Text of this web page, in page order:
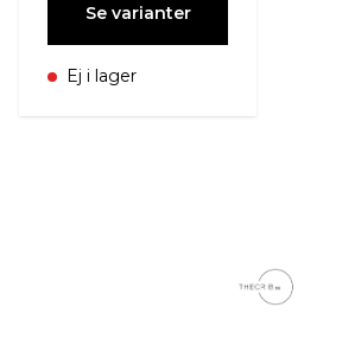
Se varianter
Ej i lager